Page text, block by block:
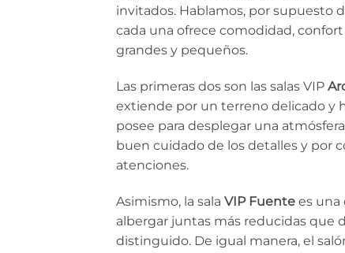
invitados. Hablamos, por supuesto
cada una ofrece comodidad,
grandes y pequeños.
Las primeras dos son las salas VIP
extiende por un terreno delicado y
posee para desplegar una
buen cuidado de los detalles y por
atenciones.
Asimismo, la sala VIP Fuente es una
albergar juntas más reducidas que
distinguido. De igual manera, el